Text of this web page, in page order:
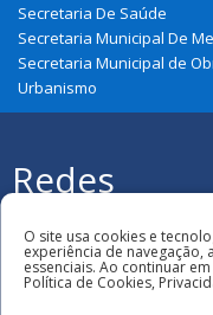
Secretaria De Saúde
Secretaria Municipal De
Secretaria Municipal de
Urbanismo
Redes
Sociais
O site usa cookies e
experiência de
essenciais. Ao continuar
Política de Cookies,